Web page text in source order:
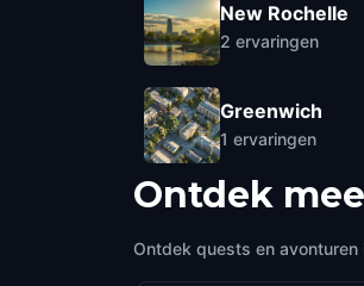
New Rochelle
2 ervaringen
Greenwich
1 ervaringen
Ontdek
Ontdek quests en